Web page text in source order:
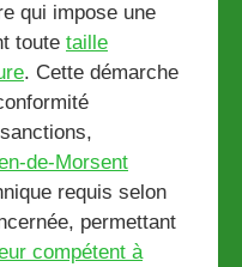
qui impose une
toute taille
. Cette démarche
de-Morsent
requis selon
permettant
compétent à